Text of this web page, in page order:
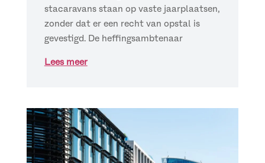
stacaravans staan op vaste jaarplaatsen,
zonder dat er een recht van opstal is
gevestigd. De heffingsambtenaar
Lees meer